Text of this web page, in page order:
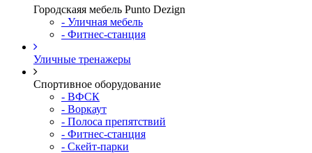
Городскаяя мебель Punto Dezign
- Уличная мебель
- Фитнес-станция
Уличные тренажеры
Спортивное оборудование
- ВФСК
- Воркаут
- Полоса препятствий
- Фитнес-станция
- Скейт-парки